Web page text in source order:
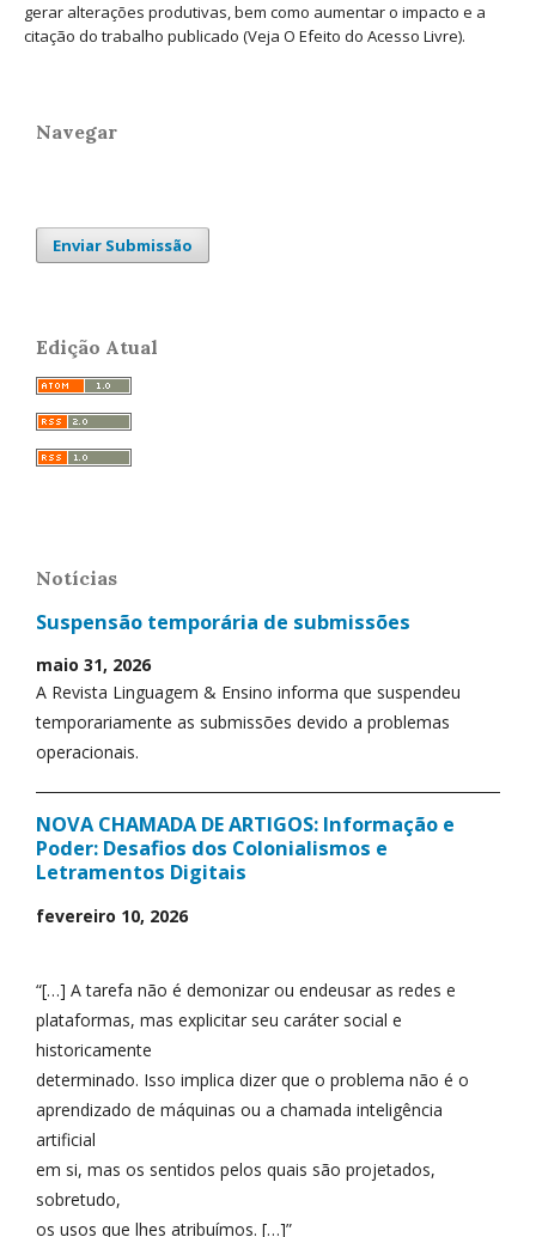
gerar alterações produtivas, bem como aumentar o impacto e a
citação do trabalho publicado (Veja O Efeito do Acesso Livre).
Navegar
Enviar Submissão
Edição Atual
Notícias
Suspensão temporária de submissões
maio 31, 2026
A Revista Linguagem & Ensino informa que suspendeu
temporariamente as submissões devido a problemas
operacionais.
NOVA CHAMADA DE ARTIGOS: Informação e
Poder: Desafios dos Colonialismos e
Letramentos Digitais
fevereiro 10, 2026
“[…] A tarefa não é demonizar ou endeusar as redes e
plataformas, mas explicitar seu caráter social e
historicamente
determinado. Isso implica dizer que o problema não é o
aprendizado de máquinas ou a chamada inteligência
artificial
em si, mas os sentidos pelos quais são projetados,
sobretudo,
os usos que lhes atribuímos. […]”